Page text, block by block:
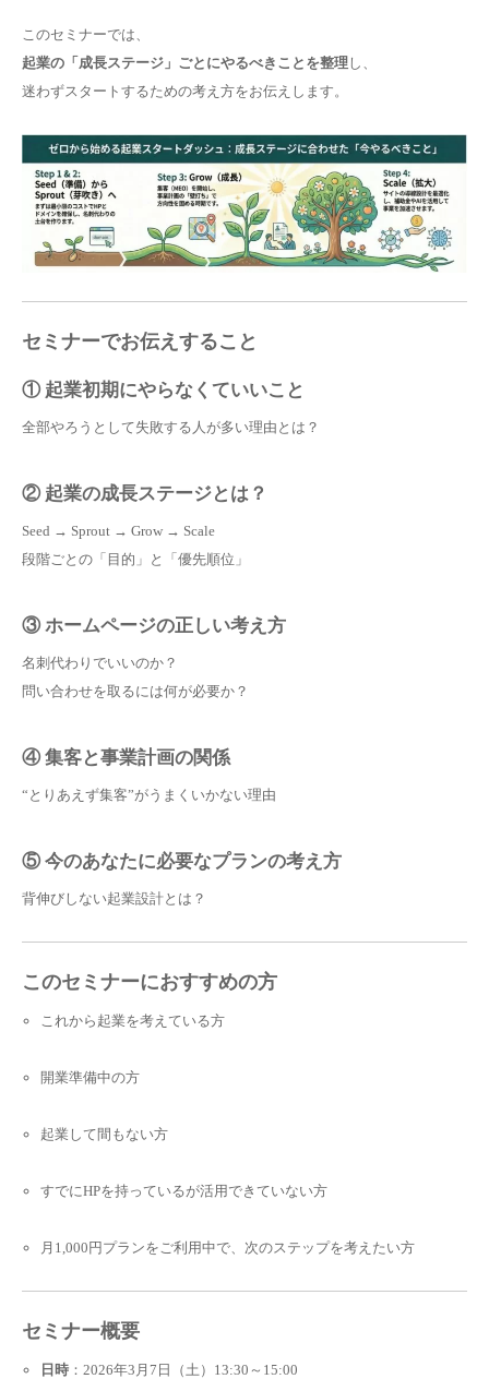
このセミナーでは、
起業の「成長ステージ」ごとにやるべきことを整理 し、
迷わずスタートするための考え方をお伝えします。
セミナーでお伝えすること
① 起業初期にやらなくていいこと
全部やろうとして失敗する人が多い理由とは？
② 起業の成長ステージとは？
Seed → Sprout → Grow → Scale
段階ごとの「目的」と「優先順位」
③ ホームページの正しい考え方
名刺代わりでいいのか？
問い合わせを取るには何が必要か？
④ 集客と事業計画の関係
“とりあえず集客”がうまくいかない理由
⑤ 今のあなたに必要なプランの考え方
背伸びしない起業設計とは？
このセミナーにおすすめの方
これから起業を考えている方
開業準備中の方
起業して間もない方
すでにHPを持っているが活用できていない方
月1,000円プランをご利用中で、次のステップを考えたい方
セミナー概要
日時：2026年3月7日（土）13:30～15:00